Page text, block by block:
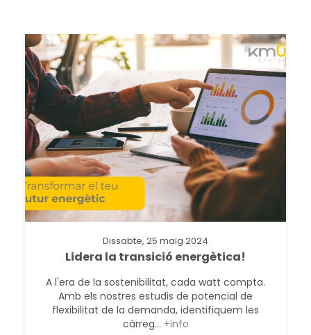
Dissabte, 25 maig 2024
Lidera la transició energètica!
A l'era de la sostenibilitat, cada watt compta.
Amb els nostres estudis de potencial de
flexibilitat de la demanda, identifiquem les
càrreg... +info